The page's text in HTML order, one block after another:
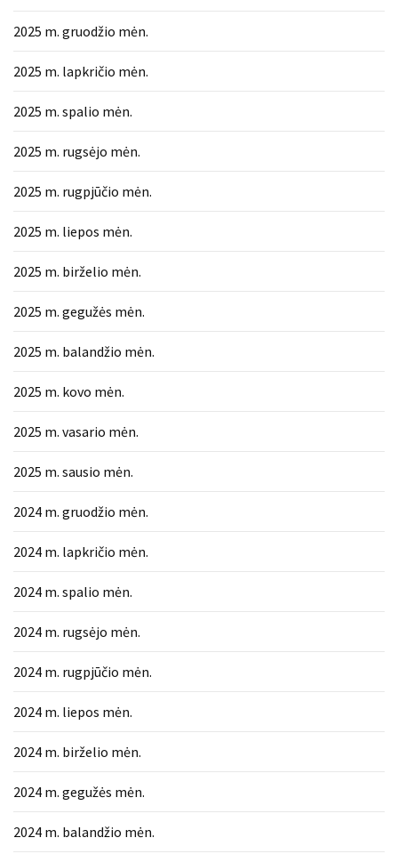
2025 m. gruodžio mėn.
2025 m. lapkričio mėn.
2025 m. spalio mėn.
2025 m. rugsėjo mėn.
2025 m. rugpjūčio mėn.
2025 m. liepos mėn.
2025 m. birželio mėn.
2025 m. gegužės mėn.
2025 m. balandžio mėn.
2025 m. kovo mėn.
2025 m. vasario mėn.
2025 m. sausio mėn.
2024 m. gruodžio mėn.
2024 m. lapkričio mėn.
2024 m. spalio mėn.
2024 m. rugsėjo mėn.
2024 m. rugpjūčio mėn.
2024 m. liepos mėn.
2024 m. birželio mėn.
2024 m. gegužės mėn.
2024 m. balandžio mėn.